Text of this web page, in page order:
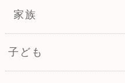
家族
子ども